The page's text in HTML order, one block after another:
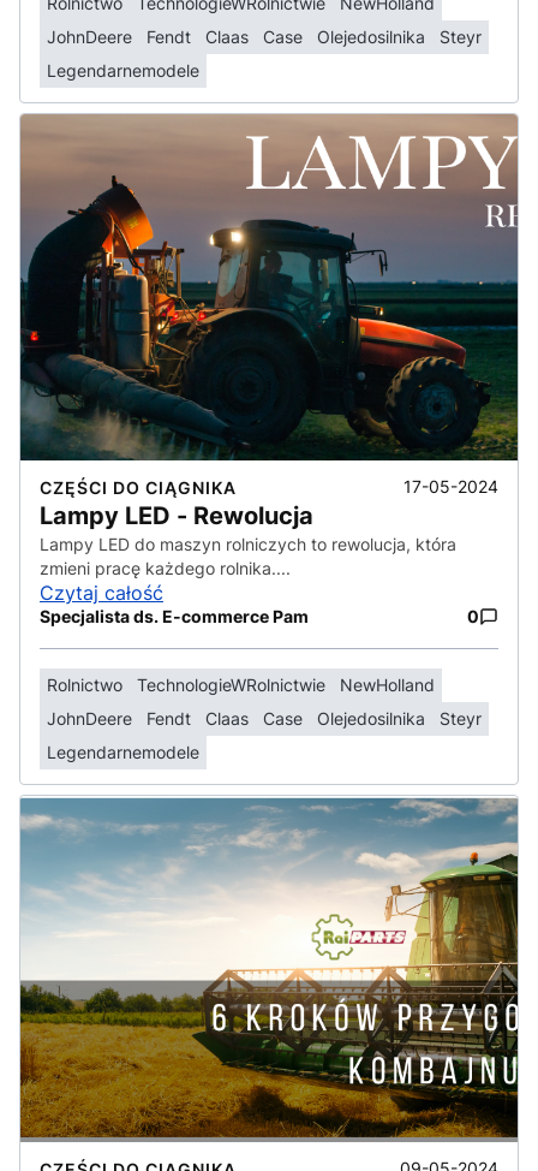
JohnDeere
Fendt Claas Case Olejedosilnika
Steyr
Legendarnemodele
CZĘŚCI DO CIĄGNIKA 17-05-2024
Lampy LED - Rewolucja
Lampy LED do maszyn rolniczych to rewolucja, która
zmieni pracę każdego rolnika....
Czytaj całość
Specjalista ds. E-commerce Pam 0
Rolnictwo TechnologieWRolnictwie
NewHolland
JohnDeere
Fendt Claas Case Olejedosilnika
Steyr
Legendarnemodele